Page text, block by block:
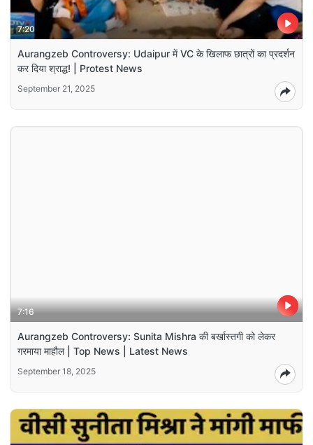
7:20
Aurangzeb Controversy: Udaipur में VC के खिलाफ छात्रों का प्रदर्शन
कर दिया श्राद्ध! | Protest News
September 21, 2025
7:16
Aurangzeb Controversy: Sunita Mishra की बर्खास्तगी को लेकर
गरमाया माहौल | Top News | Latest News
September 18, 2025